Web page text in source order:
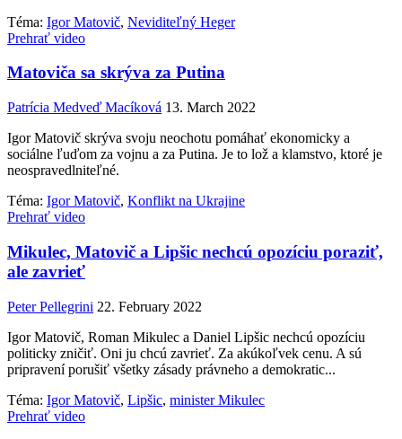
Téma: Igor Matovič, Neviditeľný Heger
Prehrať video
Matoviča sa skrýva za Putina
Patrícia Medveď Macíková 13. March 2022
Igor Matovič skrýva svoju neochotu pomáhať ekonomicky a
sociálne ľuďom za vojnu a za Putina. Je to lož a klamstvo, ktoré je
neospravedlniteľné.
Téma: Igor Matovič, Konflikt na Ukrajine
Prehrať video
Mikulec, Matovič a Lipšic nechcú opozíciu poraziť,
ale zavrieť
Peter Pellegrini 22. February 2022
Igor Matovič, Roman Mikulec a Daniel Lipšic nechcú opozíciu
politicky zničiť. Oni ju chcú zavrieť. Za akúkoľvek cenu. A sú
pripravení porušiť všetky zásady právneho a demokratic...
Téma: Igor Matovič, Lipšic, minister Mikulec
Prehrať video